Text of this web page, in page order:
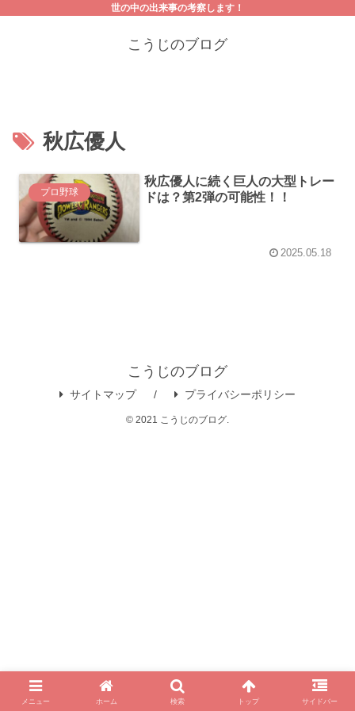
世の中の出来事の考察します！
こうじのブログ
秋広優人
プロ野球
秋広優人に続く巨人の大型トレー
ドは？第2弾の可能性！！
2025.05.18
こうじのブログ
サイトマップ プライバシーポリシー
© 2021 こうじのブログ.
メニュー ホーム 検索 トップ サイドバー